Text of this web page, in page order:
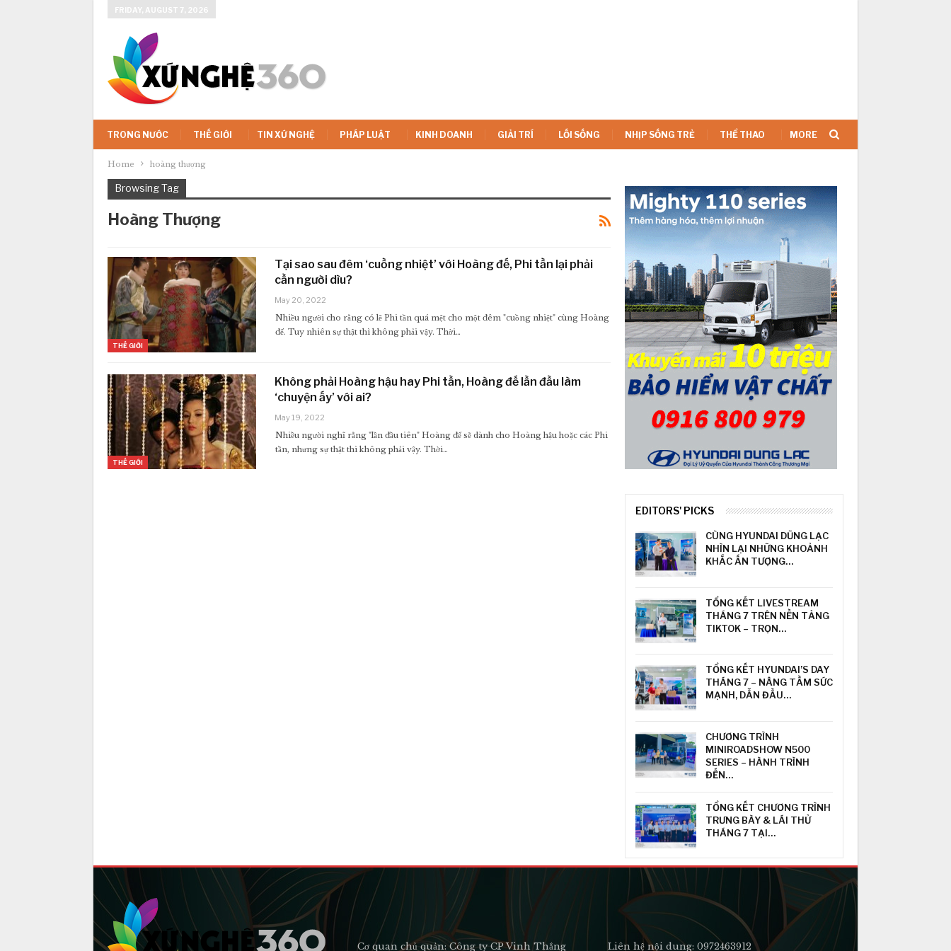
FRIDAY, AUGUST 7, 2026
TRONG NƯỚC THẾ GIỚI TIN XỨ NGHỆ PHÁP LUẬT KINH DOANH GIẢI TRÍ LỐI SỐNG NHỊP SỐNG TRẺ THỂ THAO MORE
Home hoàng thượng
Browsing Tag
Hoàng Thượng
THẾ GIỚI
Tại sao sau đêm ‘cuồng nhiệt’ với Hoàng đế, Phi tần lại phải
cần người dìu?
May 20, 2022
Nhiều người cho rằng có lẽ Phi tần quá mệt cho một đêm "cuồng nhiệt" cùng Hoàng
đế. Tuy nhiên sự thật thì không phải vậy. Thời…
THẾ GIỚI
Không phải Hoàng hậu hay Phi tần, Hoàng đế lần đầu làm
‘chuyện ấy’ với ai?
May 19, 2022
Nhiều người nghĩ rằng "lần đầu tiên" Hoàng đế sẽ dành cho Hoàng hậu hoặc các Phi
tần, nhưng sự thật thì không phải vậy. Thời…
EDITORS' PICKS
CÙNG HYUNDAI DŨNG LẠC
NHÌN LẠI NHỮNG KHOẢNH
KHẮC ẤN TƯỢNG…
TỔNG KẾT LIVESTREAM
THÁNG 7 TRÊN NỀN TẢNG
TIKTOK – TRỌN…
TỔNG KẾT HYUNDAI’S DAY
THÁNG 7 – NÂNG TẦM SỨC
MẠNH, DẪN ĐẦU…
CHƯƠNG TRÌNH
MINIROADSHOW N500
SERIES – HÀNH TRÌNH
ĐẾN…
TỔNG KẾT CHƯƠNG TRÌNH
TRƯNG BÀY & LÁI THỬ
THÁNG 7 TẠI…
Cơ quan chủ quản: Công ty CP Vinh Thắng Liên hệ nội dung: 0972463912